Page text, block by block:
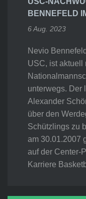
BENNEFELD
6 Aug. 2023
Nevio
USC, ist aktuell
unterwegs. Der
Alexander
über den
Schützlings zu
am 30.01.2007
auf der Center-
Karriere